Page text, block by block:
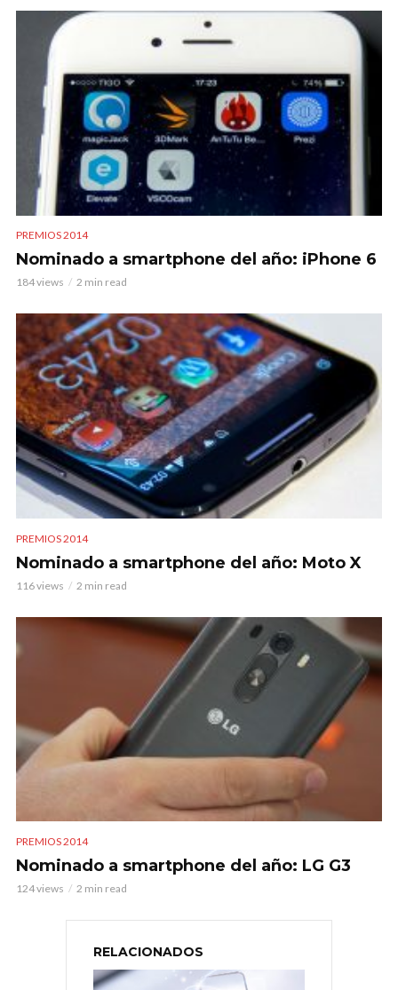
PREMIOS 2014
Nominado a smartphone del año: iPhone 6
184 views 2 min read
PREMIOS 2014
Nominado a smartphone del año: Moto X
116 views 2 min read
PREMIOS 2014
Nominado a smartphone del año: LG G3
124 views 2 min read
RELACIONADOS